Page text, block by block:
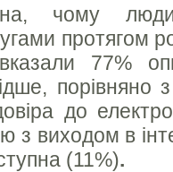
чому
протягом
77%
порівняно
до
з виходом в
(11%).